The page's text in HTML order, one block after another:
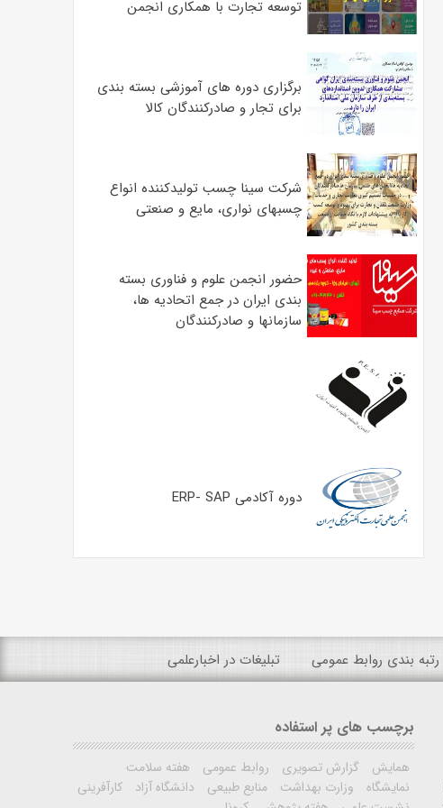
توسعه تجارت با همکاری انجمن
برگزاری دوره های آموزشی بسته بندی
برای تجار و صادرکنندگان کالا
شرکت سینا چسب تولیدکننده انواع
چسبهای نواری، مایع و صنعتی
حضور انجمن علوم و فناوری بسته
بندی ایران در جمع اتحادیه ها،
سازمانها و صادرکنندگان
دوره آکادمی ERP- SAP
رتبه بندی روابط عمومی تبلیغات در اخبارعلمی
برچسب های پر استفاده
همایش گزارش تصویری روابط عمومی
هفته سلامت
نمایشگاه
وزارت بهداشت منابع طبیعی دانشگاه آزاد
کارآفرینی